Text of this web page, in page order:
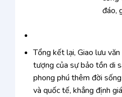
đáo,
Tổng kết lại, Giao lưu
tượng của sự bảo tồn di
phong phú thêm đời
và quốc tế, khẳng định